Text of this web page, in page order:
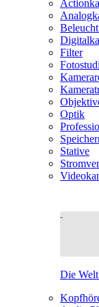
Filter
Optik
Stative
Die